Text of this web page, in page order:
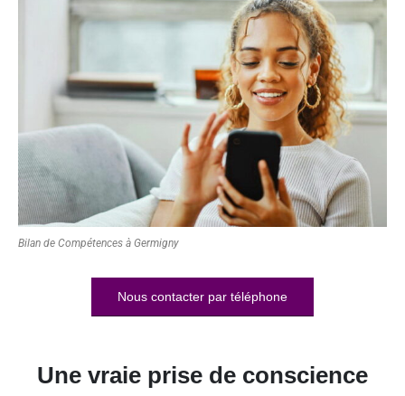
Bilan de Compétences à Germigny
Nous contacter par téléphone
Une vraie prise de conscience